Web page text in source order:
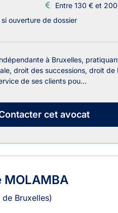
Entre 130 € et
ouverture de dossier
à Bruxelles,
droit des successions, droit
de ses clients pou...
cet avocat
de Bruxelles)